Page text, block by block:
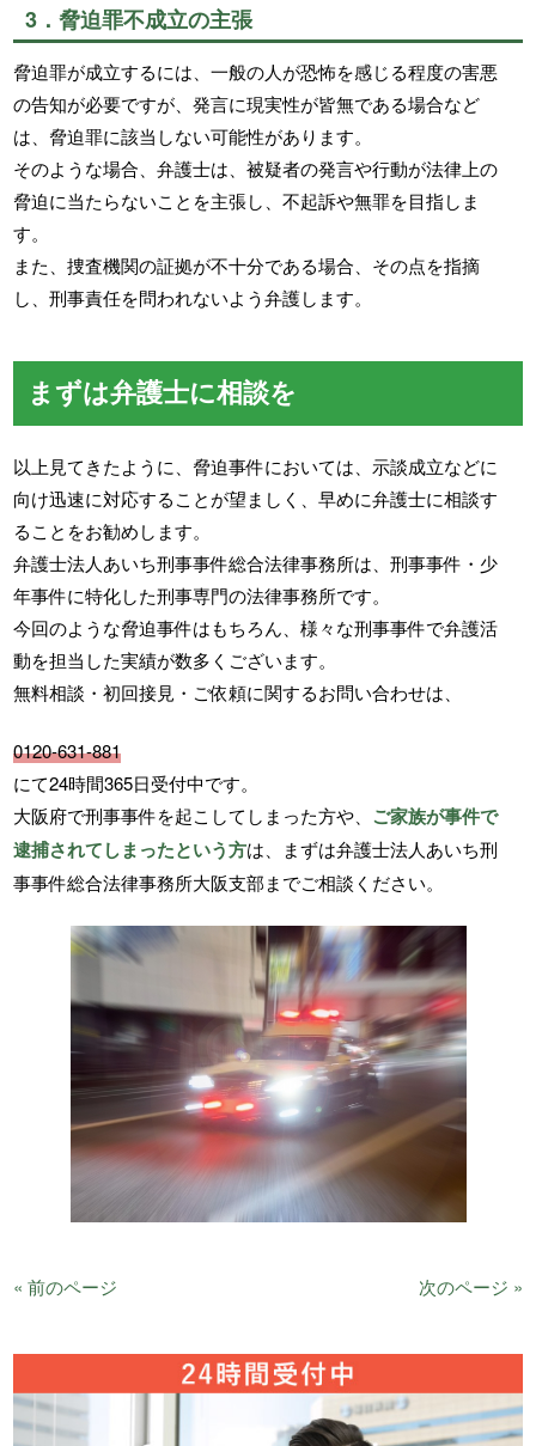
3．脅迫罪不成立の主張
脅迫罪が成立するには、一般の人が恐怖を感じる程度の害悪
の告知が必要ですが、発言に現実性が皆無である場合など
は、脅迫罪に該当しない可能性があります。
そのような場合、弁護士は、被疑者の発言や行動が法律上の
脅迫に当たらないことを主張し、不起訴や無罪を目指しま
す。
また、捜査機関の証拠が不十分である場合、その点を指摘
し、刑事責任を問われないよう弁護します。
まずは弁護士に相談を
以上見てきたように、脅迫事件においては、示談成立などに
向け迅速に対応することが望ましく、早めに弁護士に相談す
ることをお勧めします。
弁護士法人あいち刑事事件総合法律事務所は、刑事事件・少
年事件に特化した刑事専門の法律事務所です。
今回のような脅迫事件はもちろん、様々な刑事事件で弁護活
動を担当した実績が数多くございます。
無料相談・初回接見・ご依頼に関するお問い合わせは、
0120-631-881
にて24時間365日受付中です。
大阪府で刑事事件を起こしてしまった方や、 ご家族が事件で
逮捕されてしまったという方は、まずは弁護士法人あいち刑
事事件総合法律事務所大阪支部までご相談ください。
« 前のページ 次のページ »